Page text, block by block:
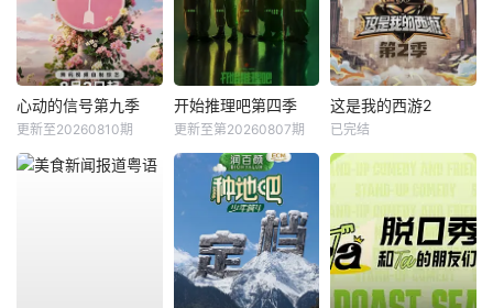
心动的信号第九季
更新至20260810期
开始推理吧第四季
更新至第20260807期
这是我的西游2
已完结